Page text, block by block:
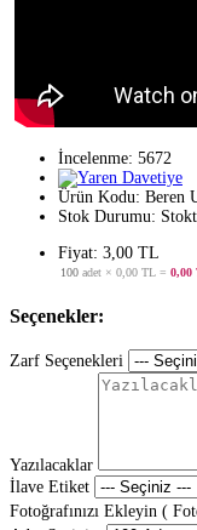
İncelenme: 5672
Ürün Kodu: Beren
Stok Durumu:
Fiyat: 3,00 TL
100 adet × 0,00 TL = 0,00
Seçenekler:
Zarf Seçenekleri
Yazılacaklar
İlave Etiket
Fotoğrafınızı Ekleyin (